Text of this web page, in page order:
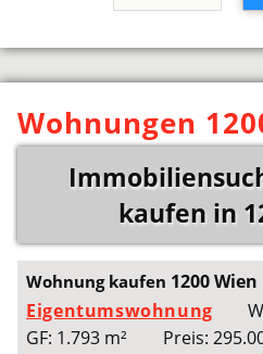
Wohnungen
kaufen in
Wohnung kaufen 1200 Wien
Eigentumswohnung
GF: 1.793 m²
Preis: